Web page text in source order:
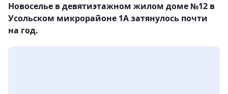
Новоселье в девятиэтажном жилом доме №12 в
Усольском микрорайоне 1А затянулось почти
на год.